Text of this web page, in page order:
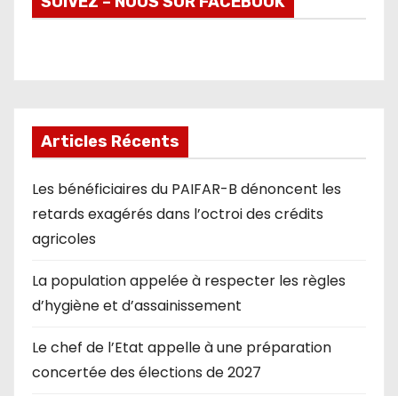
Articles Récents
Les bénéficiaires du PAIFAR-B dénoncent les
retards exagérés dans l’octroi des crédits
agricoles
La population appelée à respecter les règles
d’hygiène et d’assainissement
Le chef de l’Etat appelle à une préparation
concertée des élections de 2027